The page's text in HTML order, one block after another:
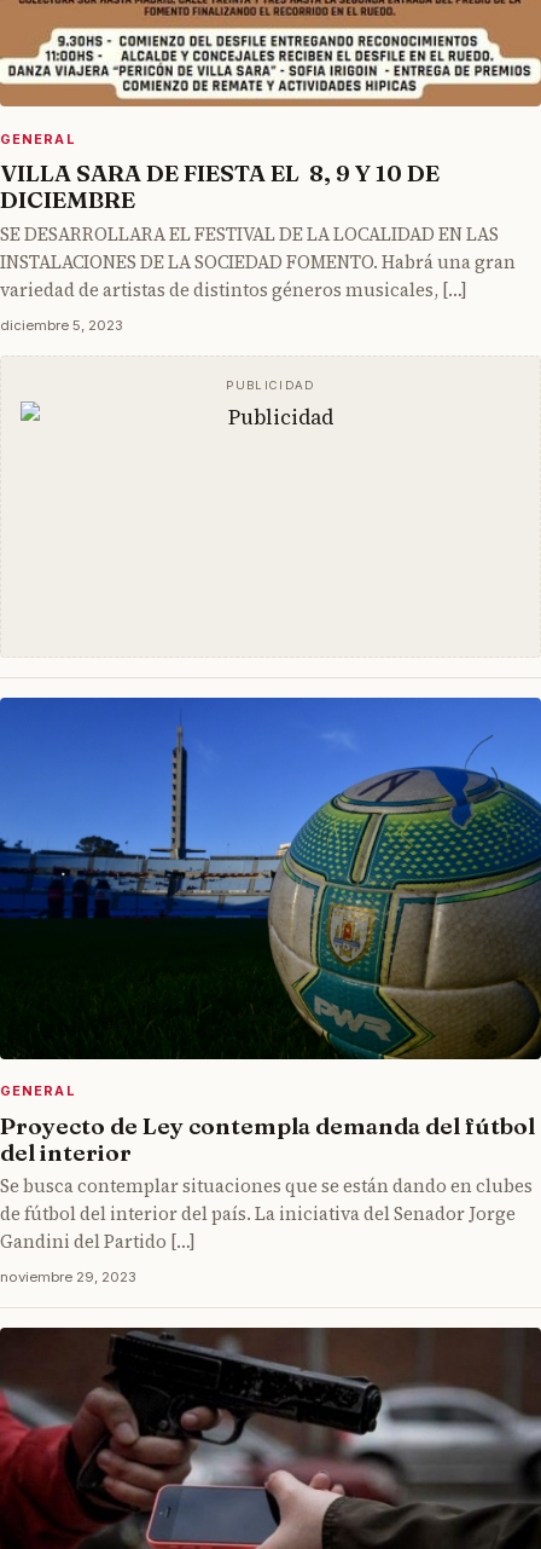
GENERAL
VILLA SARA DE FIESTA EL 8, 9 Y 10 DE
DICIEMBRE
SE DESARROLLARA EL FESTIVAL DE LA LOCALIDAD EN LAS
INSTALACIONES DE LA SOCIEDAD FOMENTO. Habrá una gran
variedad de artistas de distintos géneros musicales, […]
diciembre 5, 2023
GENERAL
Proyecto de Ley contempla demanda del fútbol
del interior
Se busca contemplar situaciones que se están dando en clubes
de fútbol del interior del país. La iniciativa del Senador Jorge
Gandini del Partido […]
noviembre 29, 2023